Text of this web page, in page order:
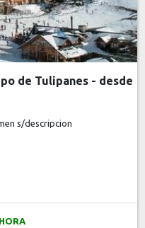
de Tulipanes - desde
s/descripcion